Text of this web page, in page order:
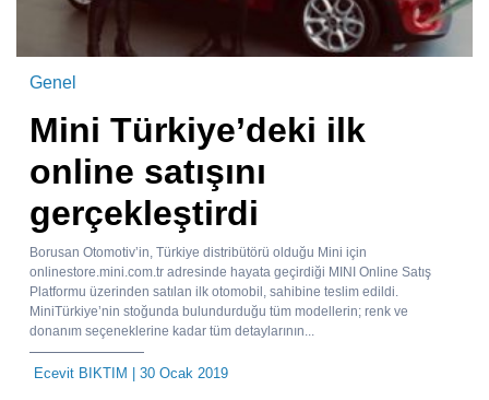
Genel
Mini Türkiye’deki ilk
online satışını
gerçekleştirdi
Borusan Otomotiv’in, Türkiye distribütörü olduğu Mini için
onlinestore.mini.com.tr adresinde hayata geçirdiği MINI Online Satış
Platformu üzerinden satılan ilk otomobil, sahibine teslim edildi.
MiniTürkiye’nin stoğunda bulundurduğu tüm modellerin; renk ve
donanım seçeneklerine kadar tüm detaylarının...
Ecevit BIKTIM | 30 Ocak 2019